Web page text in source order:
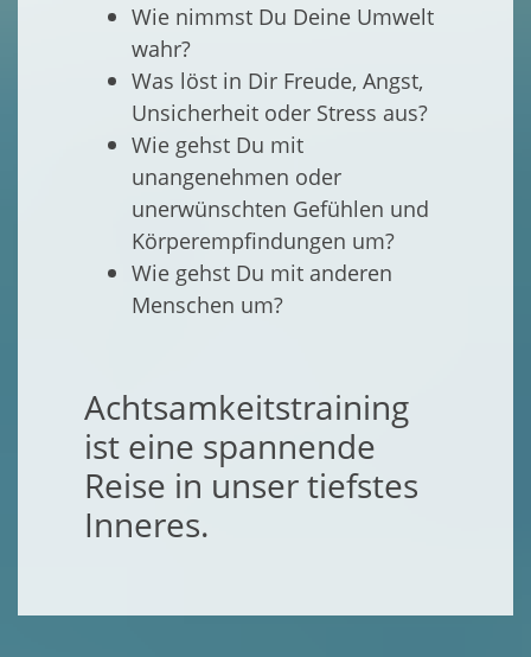
Wie nimmst Du Deine Umwelt
wahr?
Was löst in Dir Freude, Angst,
Unsicherheit oder Stress aus?
Wie gehst Du mit
unangenehmen oder
unerwünschten Gefühlen und
Körperempfindungen um?
Wie gehst Du mit anderen
Menschen um?
Achtsamkeitstraining
ist eine spannende
Reise in unser tiefstes
Inneres.